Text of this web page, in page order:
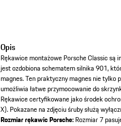
Opis
Rękawice montażowe Porsche Classic są
jest ozdobiona schematem silnika 901,
magnes. Ten praktyczny magnes nie
umożliwia łatwe przymocowanie do
Rękawice certyfikowane jako środek
X). Pokazane na zdjęciu śruby służą
Rozmiar rękawic Porsche:Rozmiar 7